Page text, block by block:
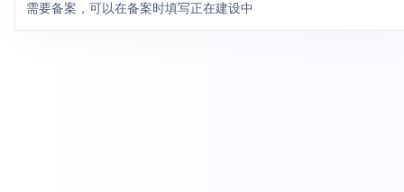
需要备案，可以在备案时填写正在建设中